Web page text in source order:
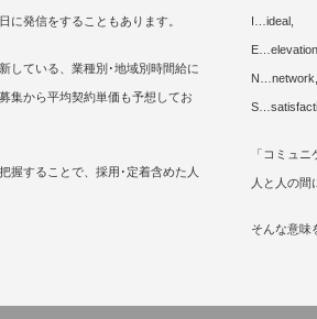
に発信をすることもあります。
している、業種別･地域別時間給に
集から平均契約単価も予想してお
握することで、採用･定着含めた人
I…ideal,
E…elevation,
N…network,
「コミュ
人と人の間
そんな意味